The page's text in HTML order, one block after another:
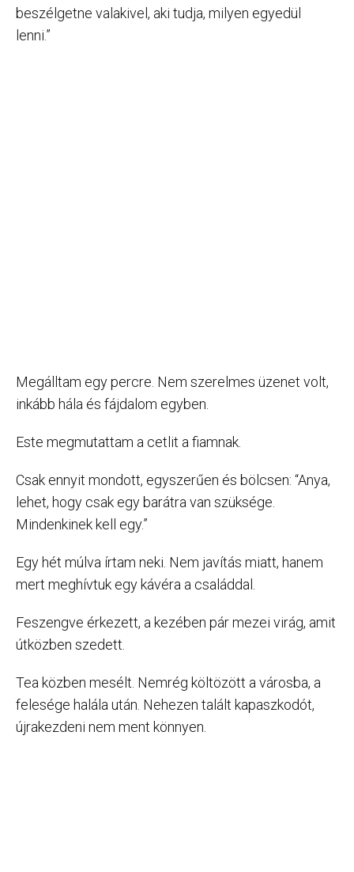
beszélgetne valakivel, aki tudja, milyen egyedül
lenni.”
Megálltam egy percre. Nem szerelmes üzenet volt,
inkább hála és fájdalom egyben.
Este megmutattam a cetlit a fiamnak.
Csak ennyit mondott, egyszerűen és bölcsen: “Anya,
lehet, hogy csak egy barátra van szüksége.
Mindenkinek kell egy.”
Egy hét múlva írtam neki. Nem javítás miatt, hanem
mert meghívtuk egy kávéra a családdal.
Feszengve érkezett, a kezében pár mezei virág, amit
útközben szedett.
Tea közben mesélt. Nemrég költözött a városba, a
felesége halála után. Nehezen talált kapaszkodót,
újrakezdeni nem ment könnyen.